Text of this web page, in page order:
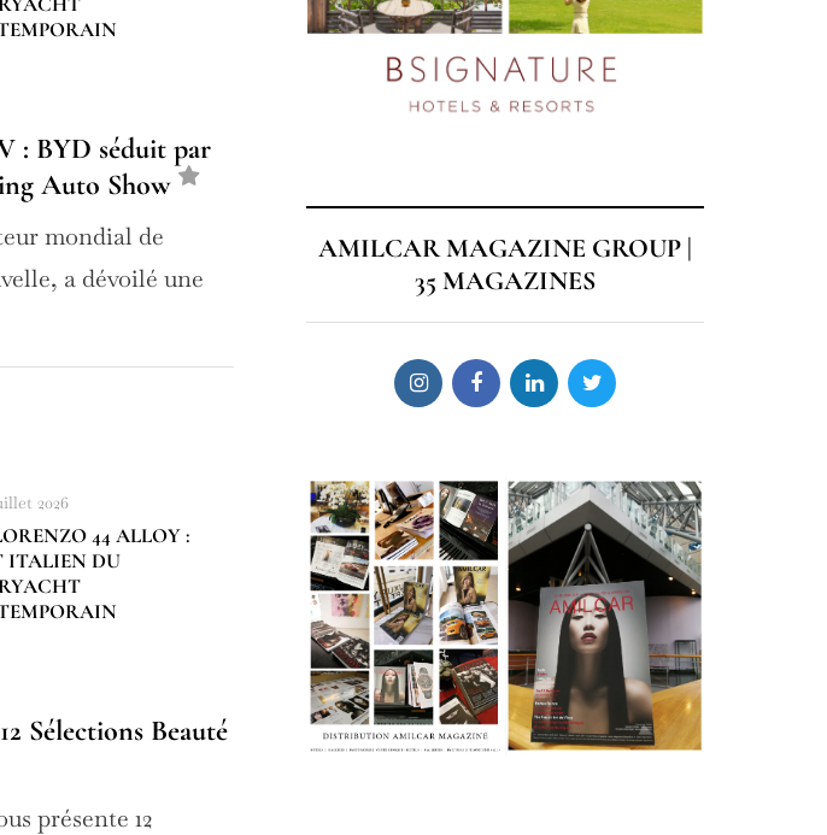
: BYD séduit par
Auto Show
mondial de
a dévoilé une
2026
44 ALLOY :
ITALIEN DU
Sélections Beauté
présente 12
AMILCAR MAGAZINE GROUP |
35 MAGAZINES